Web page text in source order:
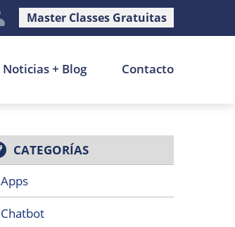
Master Classes Gratuitas
Noticias + Blog Contacto
CATEGORÍAS
Apps
Chatbot